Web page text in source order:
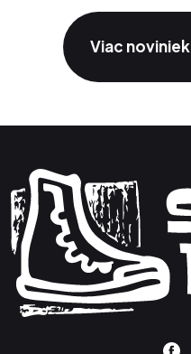
Viac noviniek